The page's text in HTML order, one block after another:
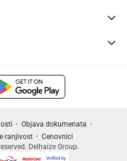
Objava dokumenata
ranjivost
Cenovnici
Delhaize Group.